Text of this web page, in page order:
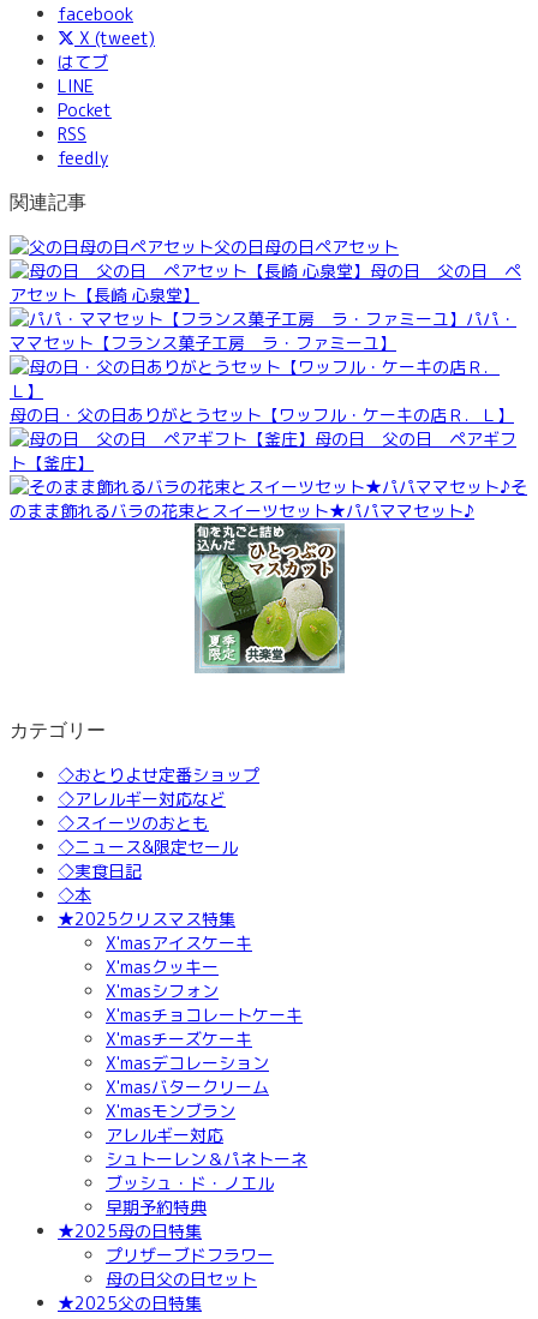
facebook
X (tweet)
はてブ
LINE
Pocket
RSS
feedly
関連記事
父の日母の日ペアセット
母の日 父の日 ペ
アセット【長崎 心泉堂】
パパ・
ママセット【フランス菓子工房 ラ・ファミーユ】
母の日・父の日ありがとうセット【ワッフル・ケーキの店Ｒ．Ｌ】
母の日 父の日 ペアギフ
ト【釜庄】
そ
のまま飾れるバラの花束とスイーツセット★パパママセット♪
カテゴリー
◇おとりよせ定番ショップ
◇アレルギー対応など
◇スイーツのおとも
◇ニュース&限定セール
◇実食日記
◇本
★2025クリスマス特集
X'masアイスケーキ
X'masクッキー
X'masシフォン
X'masチョコレートケーキ
X'masチーズケーキ
X'masデコレーション
X'masバタークリーム
X'masモンブラン
アレルギー対応
シュトーレン＆パネトーネ
ブッシュ・ド・ノエル
早期予約特典
★2025母の日特集
プリザーブドフラワー
母の日父の日セット
★2025父の日特集